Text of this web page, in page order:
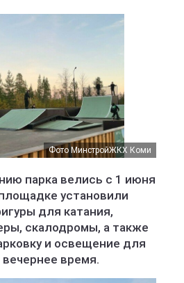
Фото МинстройЖКХ Коми
парка велись с 1 июня
установили
для катания,
скалодромы, а также
и освещение для
время.